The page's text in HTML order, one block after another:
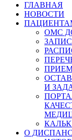
ГЛАВНАЯ
НОВОСТИ
ОМС
И
О